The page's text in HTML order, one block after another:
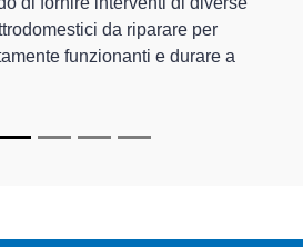
da riparare per
funzionanti e durare a